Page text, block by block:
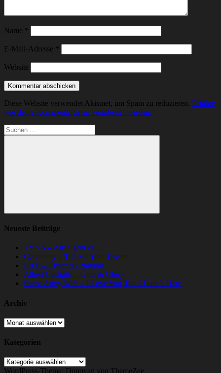
Name *
E-Mail-Adresse *
Website
Diese Website verwendet Akismet, um Spam zu reduzieren. Erfahre,
wie deine Kommentardaten verarbeitet werden.
Suchen
nach:
Suchen
Neueste Beiträge
TYNA – Allen geht es
Ceremony – Tell Me Your Dream
LIFE – Abstract / Natural
Albert Castiglia – Grits & Glory
Swiss Army Wife – I Love You, But I Hate It Here
Archiv
Archiv
Kategorien
Kategorien
WordPress-Theme: Donovan von ThemeZee.